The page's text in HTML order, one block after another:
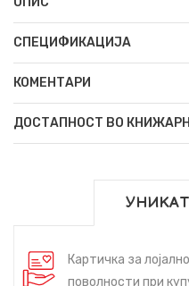
СПЕЦИФИКАЦИЈА
КОМЕНТАРИ
ДОСТАПНОСТ ВО
Картичка за
поволности при